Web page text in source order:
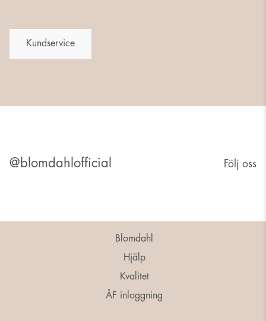
Kundservice
@blomdahlofficial Följ oss
Blomdahl
Hjälp
Kvalitet
ÅF inloggning